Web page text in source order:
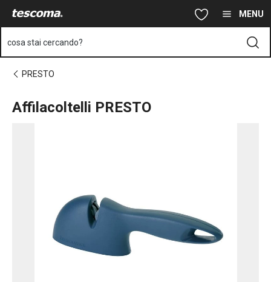
Vai al contenuto principale MENU
cosa stai cercando?
PRESTO
Affilacoltelli PRESTO